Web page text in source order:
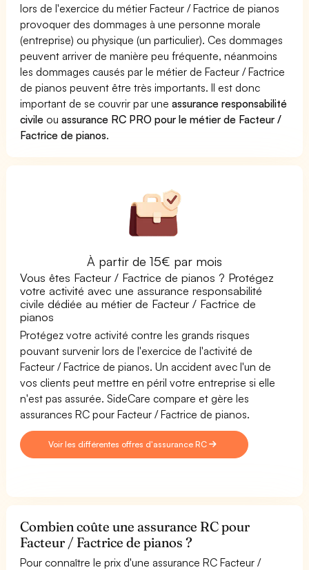
lors de l'exercice du métier Facteur / Factrice de pianos
provoquer des dommages à une personne morale
(entreprise) ou physique (un particulier). Ces dommages
peuvent arriver de manière peu fréquente, néanmoins
les dommages causés par le métier de Facteur / Factrice
de pianos peuvent être très importants. Il est donc
important de se couvrir par uneassurance responsabilité
civile ouassurance RC PRO pour le métier de Facteur /
Factrice de pianos.
À partir de 15€ par mois
Vous êtes Facteur / Factrice de pianos ? Protégez
votre activité avec une assurance responsabilité
civile dédiée au métier de Facteur / Factrice de
pianos
Protégez votre activité contre les grands risques
pouvant survenir lors de l'exercice de l'activité de
Facteur / Factrice de pianos. Un accident avec l'un de
vos clients peut mettre en péril votre entreprise si elle
n'est pas assurée. SideCare compare et gère les
assurances RC pour Facteur / Factrice de pianos.
Voir les différentes offres d'assurance RC
Combien coûte une assurance RC pour
Facteur / Factrice de pianos ?
Pour connaître le prix d'une assurance RC Facteur /